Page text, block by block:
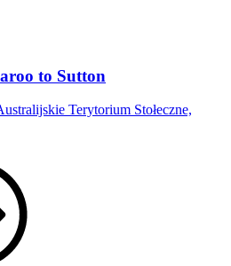
to Sutton
Terytorium Stołeczne,